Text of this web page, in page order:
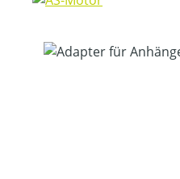
Bildergalerie überspringen